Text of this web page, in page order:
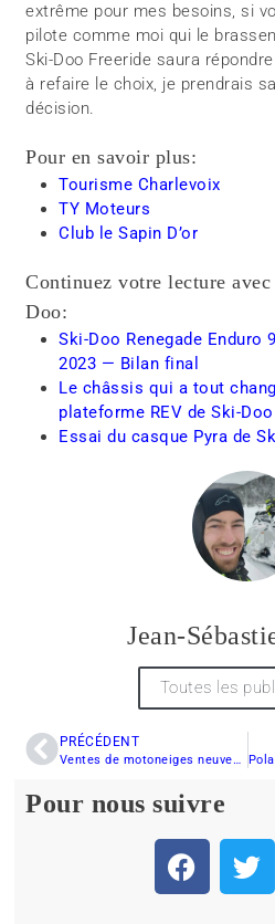
extrême pour mes besoins, si
pilote comme moi qui le
Ski-Doo Freeride saura
à refaire le choix, je prendrais
décision.
Pour en savoir plus:
Tourisme Charlevoix
TY Moteurs
Club le Sapin D’or
Continuez votre lecture avec
Doo:
Ski-Doo Renegade Enduro
2023 — Bilan final
Le châssis qui a tout
plateforme REV de Ski-Doo
Essai du casque Pyra de
Jean-
Toutes les
PRÉCÉDENT
Ventes de motoneiges neuves au printemps 2023 – Un retour à la normale ?
Pour nous suivre